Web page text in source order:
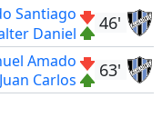
46'
Santiago
Daniel
63'
Amado
Carlos